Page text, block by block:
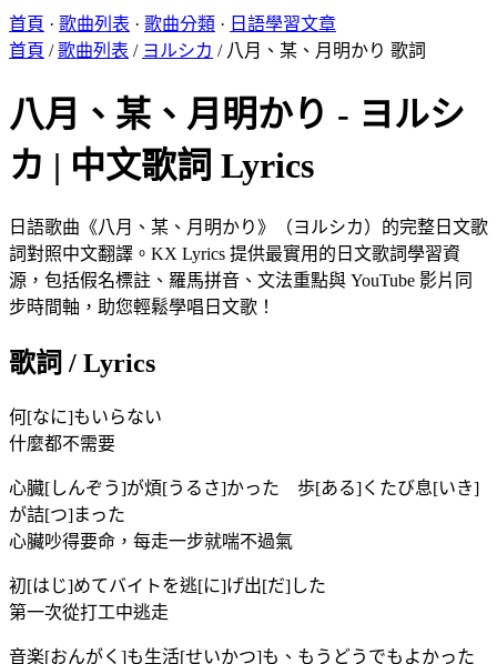
首頁 · 歌曲列表 · 歌曲分類 · 日語學習文章
首頁 /歌曲列表 / ヨルシカ / 八月、某、月明かり 歌詞
八月、某、月明かり - ヨルシ
カ | 中文歌詞 Lyrics
日語歌曲《八月、某、月明かり》（ヨルシカ）的完整日文歌
詞對照中文翻譯。KX Lyrics 提供最實用的日文歌詞學習資
源，包括假名標註、羅馬拼音、文法重點與 YouTube 影片同
步時間軸，助您輕鬆學唱日文歌！
歌詞 / Lyrics
何[なに]もいらない
什麼都不需要
心臓[しんぞう]が煩[うるさ]かった 歩[ある]くたび息[いき]
が詰[つ]まった
心臟吵得要命，每走一步就喘不過氣
初[はじ]めてバイトを逃[に]げ出[だ]した
第一次從打工中逃走
音楽[おんがく]も生活[せいかつ]も、もうどうでもよかった